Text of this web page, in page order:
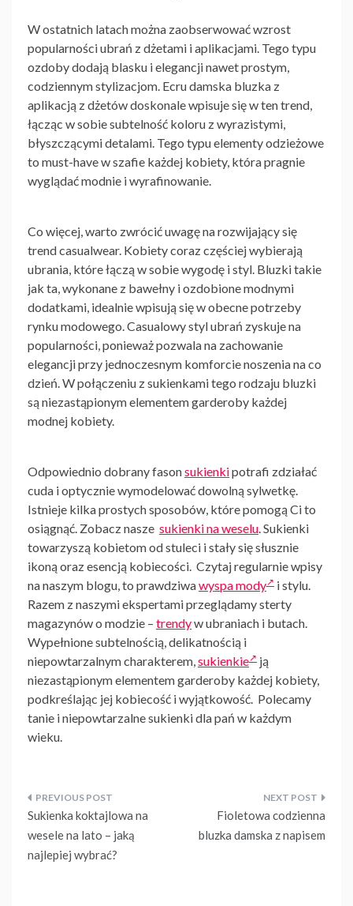
W ostatnich latach można zaobserwować wzrost
popularności ubrań z dżetami i aplikacjami. Tego typu
ozdoby dodają blasku i elegancji nawet prostym,
codziennym stylizacjom. Ecru damska bluzka z
aplikacją z dżetów doskonale wpisuje się w ten trend,
łącząc w sobie subtelność koloru z wyrazistymi,
błyszczącymi detalami. Tego typu elementy odzieżowe
to must-have w szafie każdej kobiety, która pragnie
wyglądać modnie i wyrafinowanie.
Co więcej, warto zwrócić uwagę na rozwijający się
trend casualwear. Kobiety coraz częściej wybierają
ubrania, które łączą w sobie wygodę i styl. Bluzki takie
jak ta, wykonane z bawełny i ozdobione modnymi
dodatkami, idealnie wpisują się w obecne potrzeby
rynku modowego. Casualowy styl ubrań zyskuje na
popularności, ponieważ pozwala na zachowanie
elegancji przy jednoczesnym komforcie noszenia na co
dzień. W połączeniu z sukienkami tego rodzaju bluzki
są niezastąpionym elementem garderoby każdej
modnej kobiety.
Odpowiednio dobrany fasonsukienkipotrafi zdziałać
cuda i optycznie wymodelować dowolną sylwetkę.
Istnieje kilka prostych sposobów, które pomogą Ci to
osiągnąć. Zobacz nasze sukienki na weselu. Sukienki
towarzyszą kobietom od stuleci i stały się słusznie
ikoną oraz esencją kobiecości. Czytaj regularnie wpisy
na naszym blogu, to prawdziwawyspa mody
i stylu.
Razem z naszymi ekspertami przeglądamy sterty
magazynów o modzie – trendyw ubraniach i butach.
Wypełnione subtelnością, delikatnością i
niepowtarzalnym charakterem,sukienkie
ją
niezastąpionym elementem garderoby każdej kobiety,
podkreślając jej kobiecość i wyjątkowość. Polecamy
tanie i niepowtarzalne sukienki dla pań w każdym
wieku.
Nawigacja
wpisu
Sukienka koktajlowa na
wesele na lato – jaką
najlepiej wybrać?
Fioletowa codzienna
bluzka damska z napisem